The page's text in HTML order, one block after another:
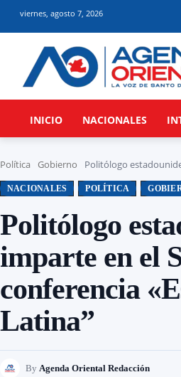
viernes, agosto 7, 2026
INICIO NACIONALES
Política Gobierno Politólogo
NACIONALES POLÍTICA
Politólogo
imparte en el
conferencia
Latina”
By Agenda Oriental Redacción